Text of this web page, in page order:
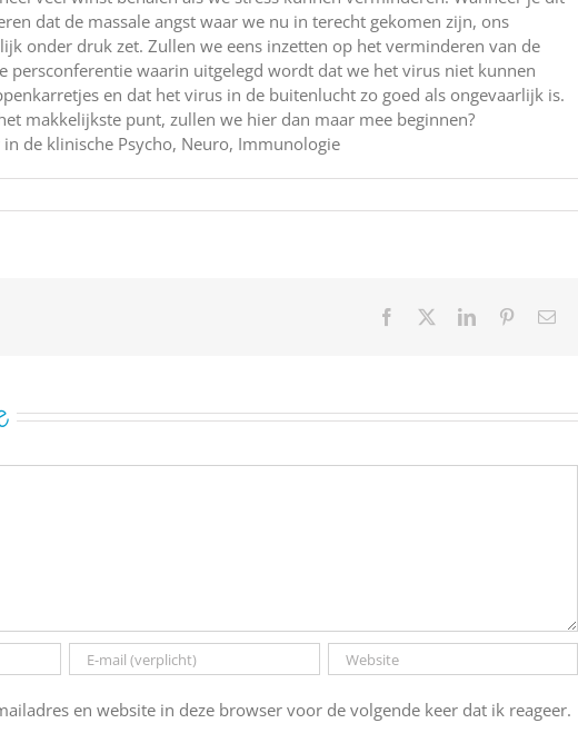
dat de massale angst waar we nu in terecht gekomen zijn, ons
onder druk zet. Zullen we eens inzetten op het verminderen van de
persconferentie waarin uitgelegd wordt dat we het virus niet kunnen
en dat het virus in de buitenlucht zo goed als ongevaarlijk is.
makkelijkste punt, zullen we hier dan maar mee beginnen?
de klinische Psycho, Neuro, Immunologie
Facebook LinkedInPinterest
E-
en website in deze browser voor de volgende keer dat ik reageer.